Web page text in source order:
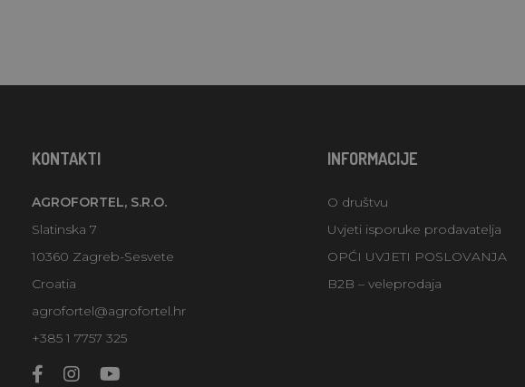
KONTAKTI
AGROFORTEL, S.R.O.
Slatinska 7
10360 Zagreb-Sesvete
Croatia
agrofortel@agrofortel.hr
+385 1 7757 325
INFORMACIJE
O društvu
Uvjeti isporuke prodavatelja
OPĆI UVJETI POSLOVANJA
B2B – veleprodaja